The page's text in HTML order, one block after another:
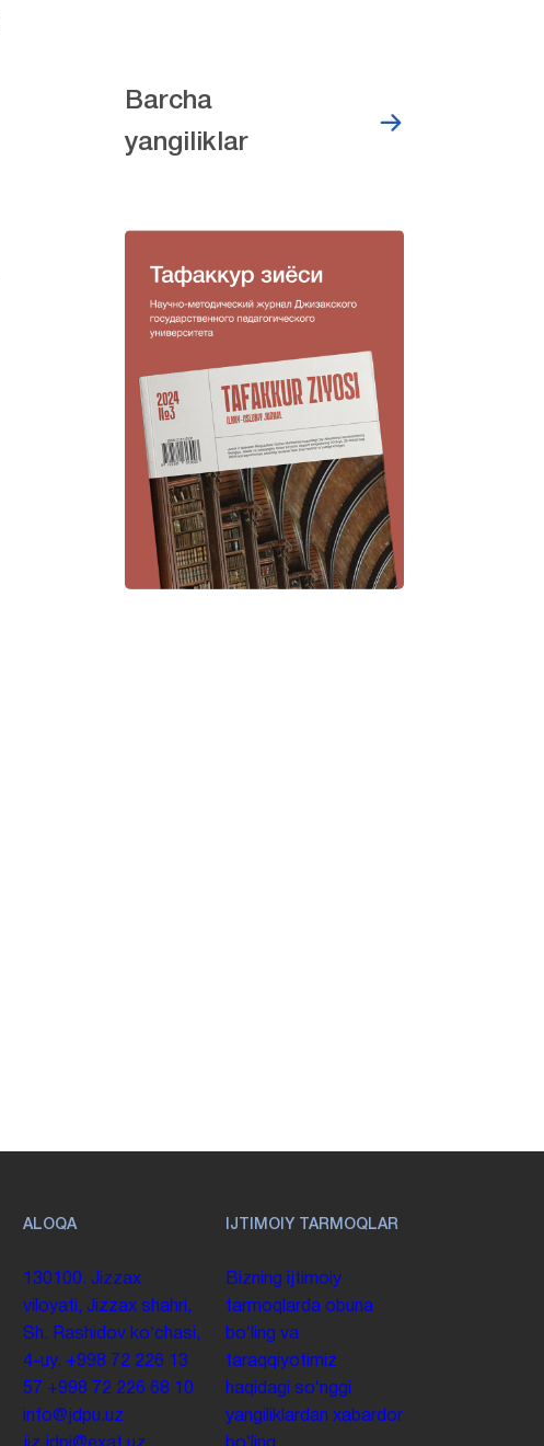
Barcha
yangiliklar
ALOQA
130100. Jizzax
viloyati, Jizzax shahri,
Sh. Rashidov koʻchasi,
4-uy. +998 72 226 13
57 +998 72 226 68 10
info@jdpu.uz
IJTIMOIY TARMOQLAR
Bizning ijtimoiy
tarmoqlarda obuna
boʻling va
taraqqiyotimiz
haqidagi soʻnggi
yangiliklardan xabardor